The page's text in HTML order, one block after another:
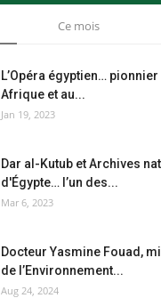
Ce mois
L’Opéra égyptien… pionnier
Afrique et au...
Jan 19, 2023
Dar al-Kutub et Archives
d'Égypte… l’un des...
Mar 6, 2023
Docteur Yasmine Fouad,
de l’Environnement...
Aug 24, 2024